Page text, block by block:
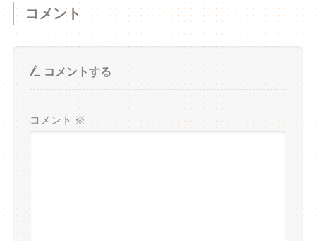
コメント
コメントする
コメント ※